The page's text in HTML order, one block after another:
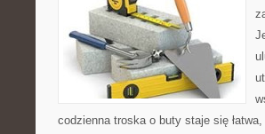
codzienna troska o buty staje się